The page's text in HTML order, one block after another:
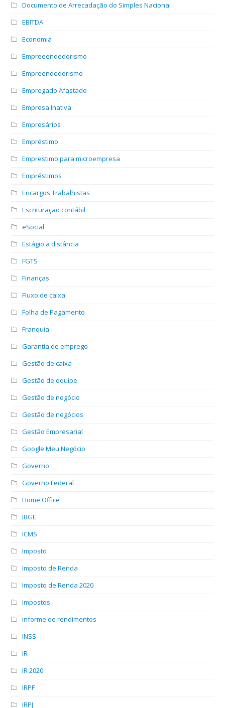
Documento de Arrecadação do Simples Nacional
EBITDA
Economia
Empreeendedorismo
Empreendedorismo
Empregado Afastado
Empresa Inativa
Empresários
Empréstimo
Emprestimo para microempresa
Empréstimos
Encargos Trabalhistas
Escrituração contábil
eSocial
Estágio a distância
FGTS
Finanças
Fluxo de caixa
Folha de Pagamento
Franquia
Garantia de emprego
Gestão de caixa
Gestão de equipe
Gestão de negócio
Gestão de negócios
Gestão Empresarial
Google Meu Negócio
Governo
Governo Federal
Home Office
IBGE
ICMS
Imposto
Imposto de Renda
Imposto de Renda 2020
Impostos
Informe de rendimentos
INSS
IR
IR 2020
IRPF
IRPJ